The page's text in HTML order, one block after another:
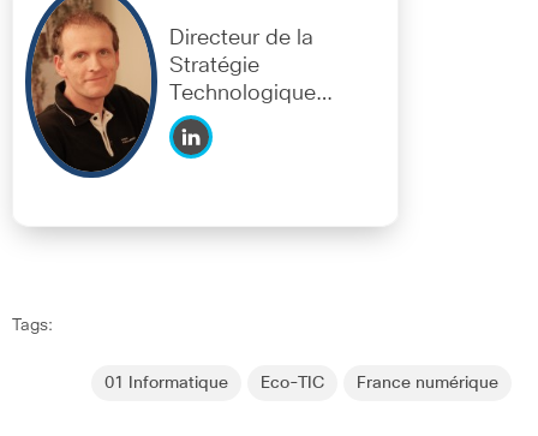
Directeur de la
Stratégie
Technologique
Cisco France
Tags:
01 Informatique Eco-TIC France numérique